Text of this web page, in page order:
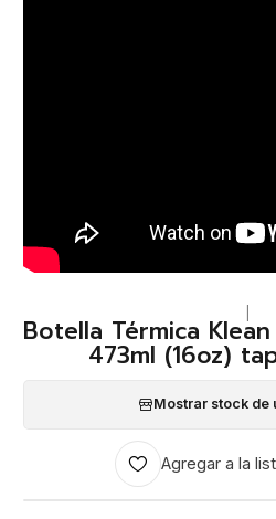
Botella Térmica
473ml (16oz)
Mostrar stock de
Agregar a la